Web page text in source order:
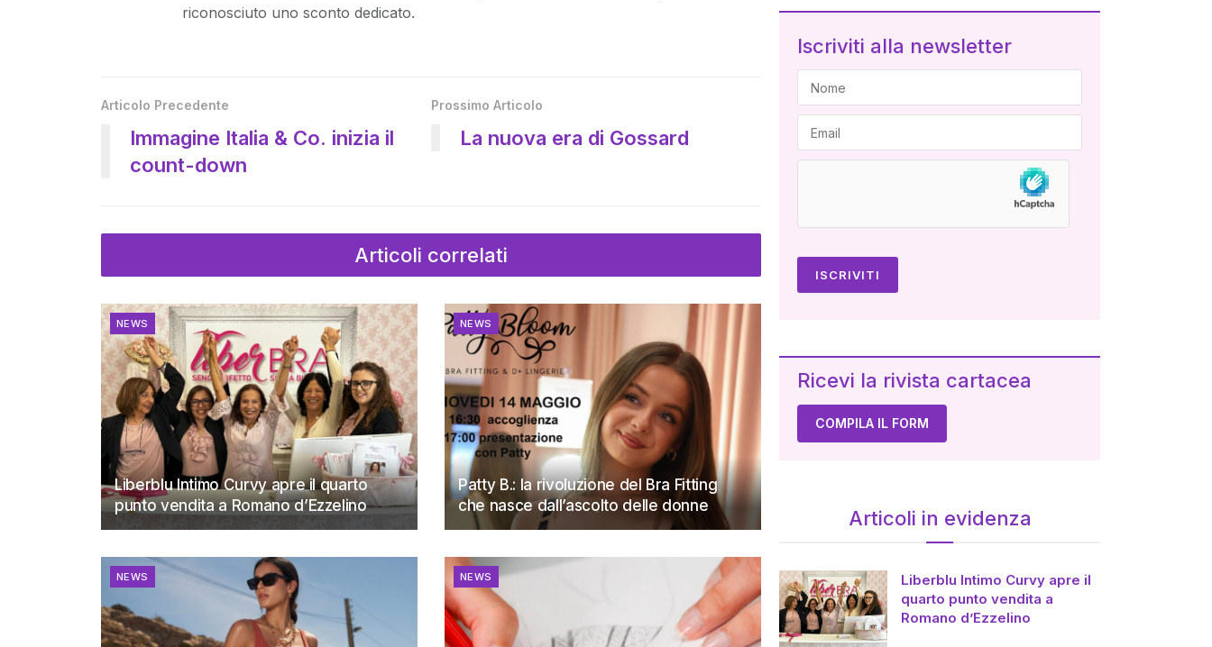
riconosciuto uno sconto dedicato.
Articolo Precedente
Immagine Italia & Co. inizia il
count-down
Prossimo Articolo
La nuova era di Gossard
Articoli correlati
NEWS
Liberblu Intimo Curvy apre il quarto
punto vendita a Romano d’Ezzelino
NEWS
Patty B.: la rivoluzione del Bra Fitting
che nasce dall’ascolto delle donne
NEWS NEWS
Iscriviti alla newsletter
Ricevi la rivista cartacea
COMPILA IL FORM
Articoli in evidenza
Liberblu Intimo Curvy apre il
quarto punto vendita a
Romano d’Ezzelino